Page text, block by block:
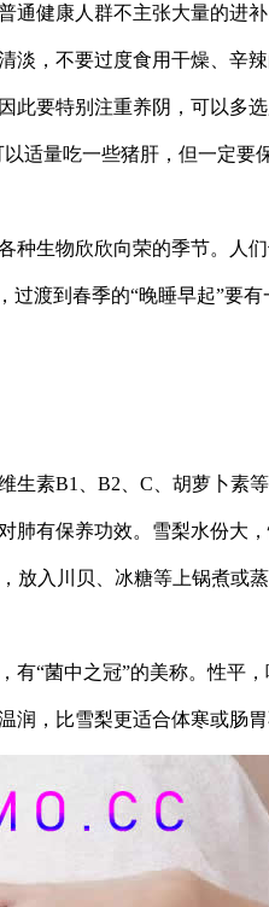
健康人群不主张大量的进
，不要过度食用干燥、辛辣
要特别注重养阴，可以多选
量吃一些猪肝，但一定要保
生物欣欣向荣的季节。人们
渡到春季的“晚睡早起”要
素B1、B2、C、胡萝卜素等
有保养功效。雪梨水份大，
入川贝、冰糖等上锅煮或
“菌中之冠”的美称。性平
，比雪梨更适合体寒或肠胃